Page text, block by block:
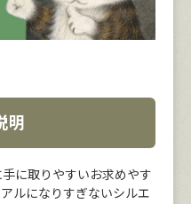
明
に取りやすいお求めやす
ルになりすぎないシルエ